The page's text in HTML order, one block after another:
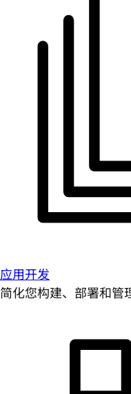
应用开发
简化您构建、部署和管